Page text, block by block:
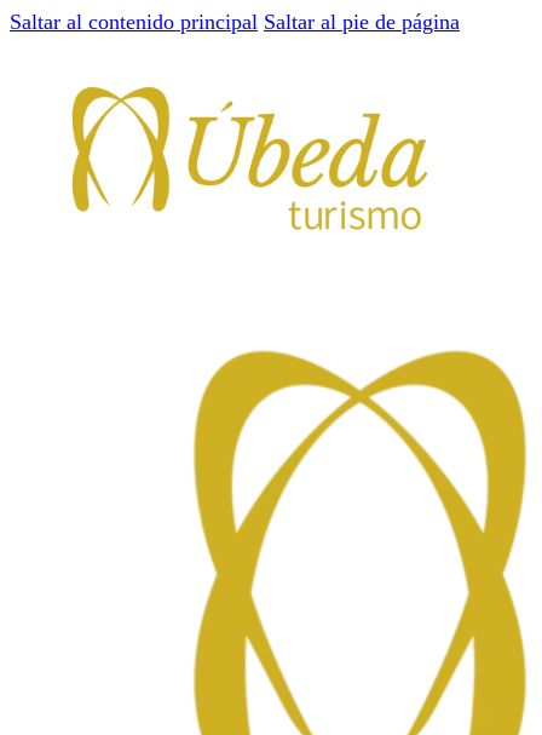
Saltar al contenido principal Saltar al pie de página